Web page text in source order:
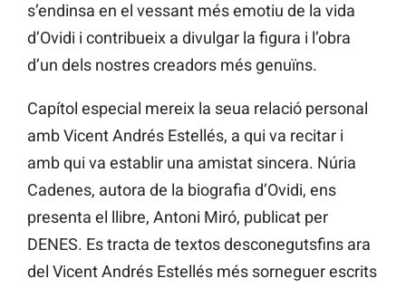
s’endinsa en el vessant més emotiu de la vida
d’Ovidi i contribueix a divulgar la figura i l’obra
d’un dels nostres creadors més genuïns.
Capítol especial mereix la seua relació personal
amb Vicent Andrés Estellés, a qui va recitar i
amb qui va establir una amistat sincera. Núria
Cadenes, autora de la biografia d’Ovidi, ens
presenta el llibre, Antoni Miró, publicat per
DENES. Es tracta de textos desconegutsfins ara
del Vicent Andrés Estellés més sorneguer escrits